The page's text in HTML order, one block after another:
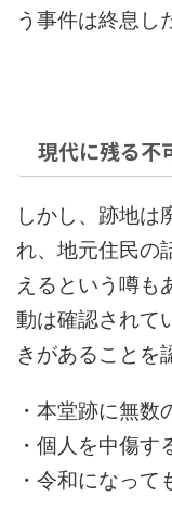
う事件は終息し
現代に残る不
しかし、跡地は
れ、地元住民の
えるという噂も
動は確認されて
きがあることを
・本堂跡に無
・個人を中傷
・令和になっ